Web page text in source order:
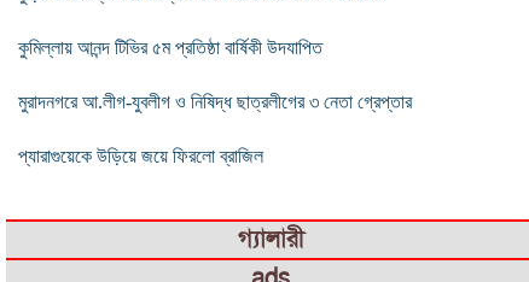
কুমিল্লায় আনন্দ টিভির ৫ম প্রতিষ্ঠা বার্ষিকী উদযাপিত
মুরাদনগরে আ.লীগ-যুবলীগ ও নিষিদ্ধ ছাত্রলীগের ৩ নেতা গ্রেপ্তার
প্যারাগুয়েকে উড়িয়ে জয়ে ফিরলো ব্রাজিল
গ্যালারী